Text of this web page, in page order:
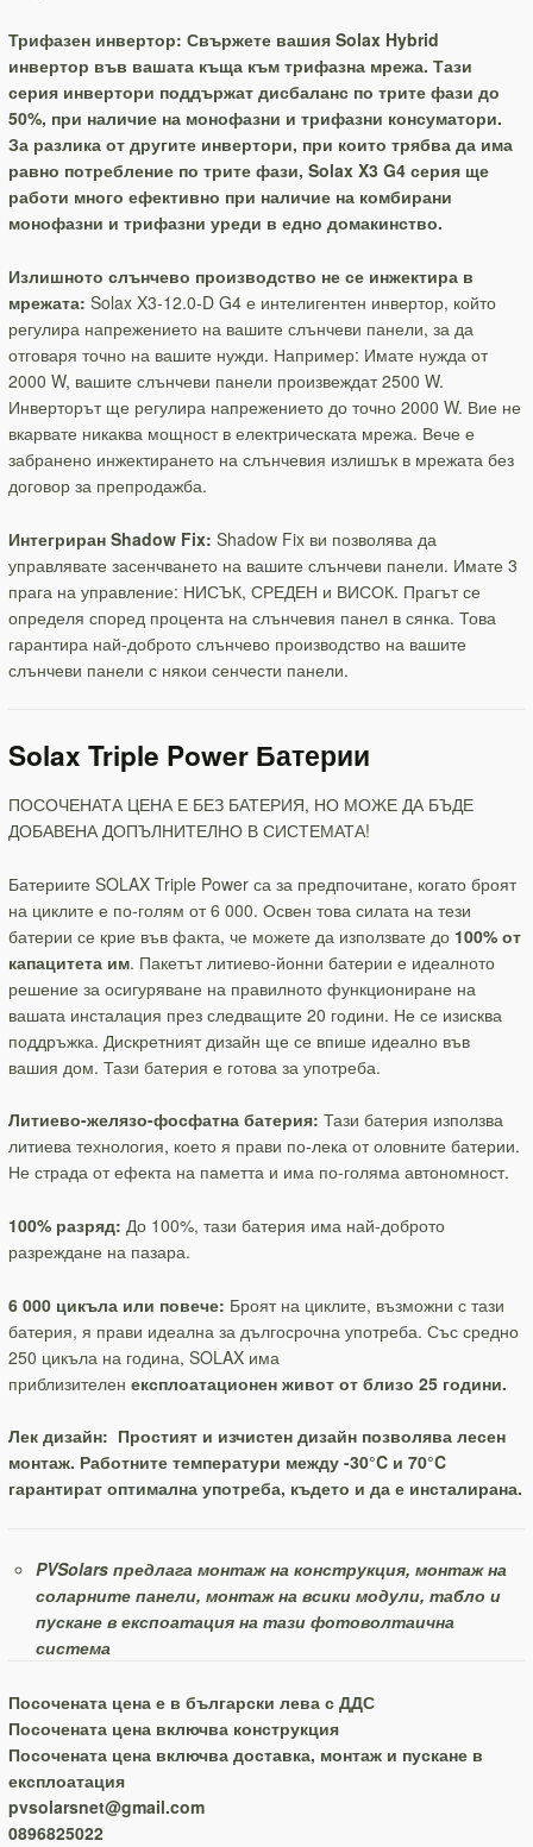
Трифазен инвертор: Свържете вашия Solax Hybrid
инвертор във вашата къща към трифазна мрежа. Тази
серия инвертори поддържат дисбаланс по трите фази до
50%, при наличие на монофазни и трифазни консуматори.
За разлика от другите инвертори, при които трябва да има
равно потребление по трите фази, Solax X3 G4 серия ще
работи много ефективно при наличие на комбирани
монофазни и трифазни уреди в едно домакинство.
Излишното слънчево производство не се инжектира в
мрежата: Solax X3-12.0-D G4 е интелигентен инвертор, който
регулира напрежението на вашите слънчеви панели, за да
отговаря точно на вашите нужди. Например: Имате нужда от
2000 W, вашите слънчеви панели произвеждат 2500 W.
Инверторът ще регулира напрежението до точно 2000 W. Вие не
вкарвате никаква мощност в електрическата мрежа. Вече е
забранено инжектирането на слънчевия излишък в мрежата без
договор за препродажба.
Интегриран Shadow Fix: Shadow Fix ви позволява да
управлявате засенчването на вашите слънчеви панели. Имате 3
прага на управление: НИСЪК, СРЕДЕН и ВИСОК. Прагът се
определя според процента на слънчевия панел в сянка. Това
гарантира най-доброто слънчево производство на вашите
слънчеви панели с някои сенчести панели.
Solax Triple Power Батерии
ПОСОЧЕНАТА ЦЕНА Е БЕЗ БАТЕРИЯ, НО МОЖЕ ДА БЪДЕ
ДОБАВЕНА ДОПЪЛНИТЕЛНО В СИСТЕМАТА!
Батериите SOLAX Triple Power са за предпочитане, когато броят
на циклите е по-голям от 6 000. Освен това силата на тези
батерии се крие във факта, че можете да използвате до 100% от
капацитета им. Пакетът литиево-йонни батерии е идеалното
решение за осигуряване на правилното функциониране на
вашата инсталация през следващите 20 години. Не се изисква
поддръжка. Дискретният дизайн ще се впише идеално във
вашия дом. Тази батерия е готова за употреба.
Литиево-желязо-фосфатна батерия: Тази батерия използва
литиева технология, което я прави по-лека от оловните батерии.
Не страда от ефекта на паметта и има по-голяма автономност.
100% разряд: До 100%, тази батерия има най-доброто
разреждане на пазара.
6 000 цикъла или повече: Броят на циклите, възможни с тази
батерия, я прави идеална за дългосрочна употреба. Със средно
250 цикъла на година, SOLAX има
приблизителенексплоатационен живот от близо 25 години.
Лек дизайн: Простият и изчистен дизайн позволява лесен
монтаж. Работните температури между -30°C и 70°C
гарантират оптимална употреба, където и да е инсталирана.
PVSolars предлага монтаж на конструкция, монтаж на
соларните панели, монтаж на всики модули, табло и
пускане в експоатация на тази фотоволтаична
система
Посочената цена е в български лева с ДДС
Посочената цена включва конструкция
Посочената цена включва доставка, монтаж и пускане в
експлоатация
pvsolarsnet@gmail.com
0896825022